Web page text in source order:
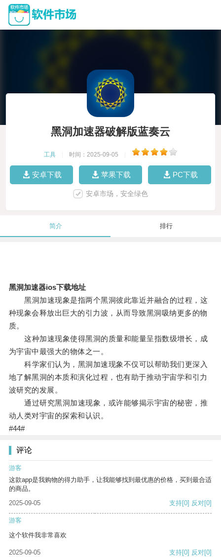
黑洞加速器破解版蓝奏云
工具 时间：2025-09-05
安卓下载 苹果下载 PC下载
安卓市场，安全绿色
简介 排行
黑洞加速器ios下载地址
黑洞加速现象是指两个黑洞彼此靠近并融合的过程，这
种现象会释放出巨大的引力波，从而导致黑洞吸纳更多的物
质。
这种加速现象使得黑洞的质量和能量呈指数级增长，成
为宇宙中最强大的物体之一。
科学家们认为，黑洞加速现象不仅可以帮助我们更深入
地了解黑洞的本质和演化过程，也有助于推动宇宙学和引力
波研究的发展。
通过研究黑洞加速现象，或许能够揭示宇宙的秘密，推
动人类对宇宙的探索和认识。
#44#
评论
游客
这款app是我购物的得力助手，让我能够找到最优惠的价格，买到最合适
的商品。
2025-09-05
支持[0] 反对[0]
游客
这个软件我非常喜欢
2025-09-05 支持[0] 反对[0]